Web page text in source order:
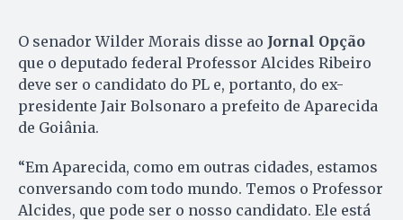
O senador Wilder Morais disse ao Jornal Opção
que o deputado federal Professor Alcides Ribeiro
deve ser o candidato do PL e, portanto, do ex-
presidente Jair Bolsonaro a prefeito de Aparecida
de Goiânia.
“Em Aparecida, como em outras cidades, estamos
conversando com todo mundo. Temos o Professor
Alcides, que pode ser o nosso candidato. Ele está